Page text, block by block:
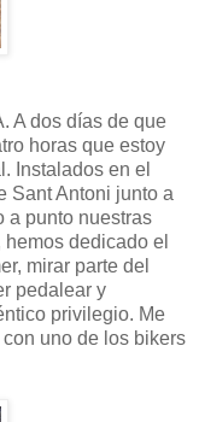
A dos días de que
horas que estoy
Instalados en el
Sant Antoni junto a
a punto nuestras
dedicado el
mirar parte del
pedalear y
privilegio. Me
uno de los bikers